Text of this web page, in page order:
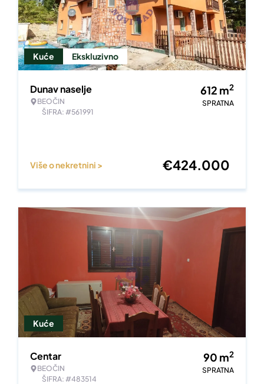
Kuće Ekskluzivno
Dunav naselje
BEOČIN
ŠIFRA: #561991
612 m2
SPRATNA
Više o nekretnini > €424.000
Kuće
Centar
BEOČIN
ŠIFRA: #483514
90 m2
SPRATNA